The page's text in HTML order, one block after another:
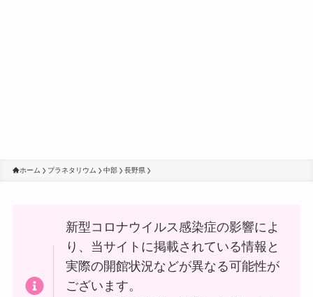
ホーム プラネタリウム 中部 長野県
新型コロナウイルス感染症の影響によ
り、当サイトに掲載されている情報と
実際の開館状況などが異なる可能性が
ございます。